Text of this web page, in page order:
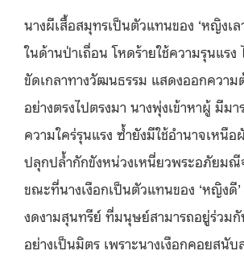
นางผีเสื้อสมุทรเป็นตัวแทนของ ‘หญิงเล
ในด้านป่าเถื่อน โหดร้ายใช้ความรุนแรง
ขัดเกลาทางวัฒนธรรม แสดงออกความ
อย่างตรงไปตรงมา นางพุ่งเข้าหาผู้ มีมา
ความใคร่รุนแรง ซ้ำยังมีใช้อำนาจเหนื
ปลุกปล้ำกักขังหน่วงเหนี่ยวพระอภัยม
ขณะที่นางเงือกเป็นตัวแทนของ ‘หญิงดี
งดงามสุนทรีย์ ที่มนุษย์สามารถอยู่ร่วม
อย่างเป็นมิตร เพราะนางเงือกคอยสนั